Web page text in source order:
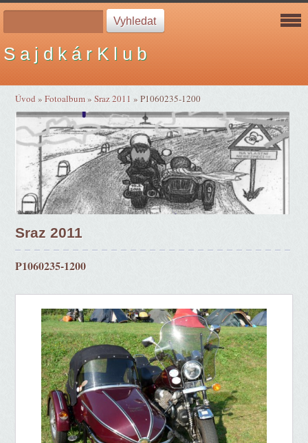
S a j d k á r K l u b
Úvod »Fotoalbum»Sraz 2011 »P1060235-1200
Sraz 2011
P1060235-1200